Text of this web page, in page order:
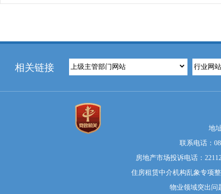
相关链接
地
联系电话：
房地产市场投诉电话：
住房租赁中介机构乱象专项
物业领域突出问